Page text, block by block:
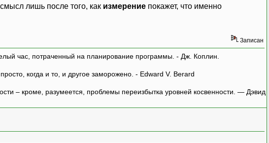
лишь после того, как измерение покажет, что именно
Записан
час, потраченный на планирование программы. - Дж. Коплин.
когда и то, и другое заморожено. - Edward V. Berard
– кроме, разумеется, проблемы переизбытка уровней косвенности. — Дэвид